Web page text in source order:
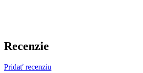
Recenzie
Pridať recenziu